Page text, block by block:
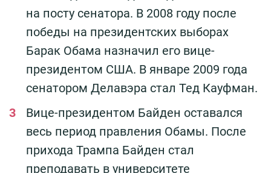
на посту сенатора. В 2008 году после
победы на президентских выборах
Барак Обама назначил его вице-
президентом США. В январе 2009 года
сенатором Делавэра стал Тед Кауфман.
Вице-президентом Байден оставался
весь период правления Обамы. После
прихода Трампа Байден стал
преподавать в университете